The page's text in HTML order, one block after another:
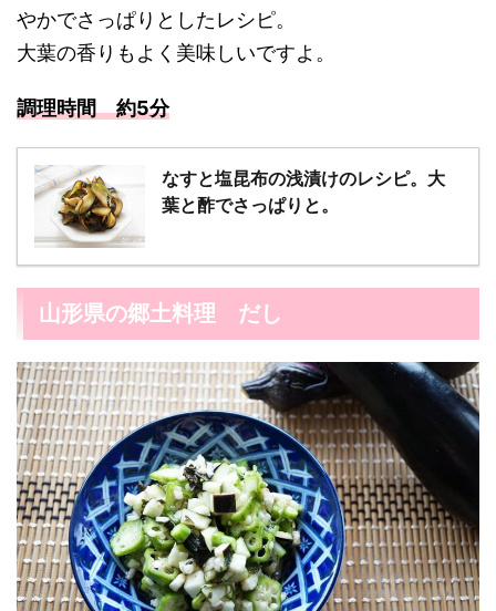
やかでさっぱりとしたレシピ。
大葉の香りもよく美味しいですよ。
調理時間 約5分
なすと塩昆布の浅漬けのレシピ。大
葉と酢でさっぱりと。
山形県の郷土料理 だし